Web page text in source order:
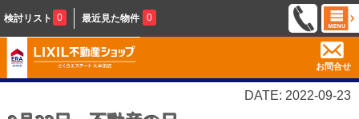
検討リスト 0 最近見た物件 0
お問合せ
DATE: 2022-09-23